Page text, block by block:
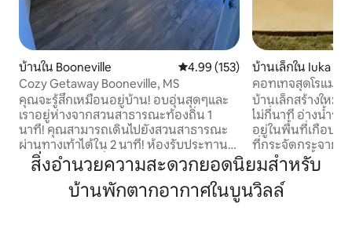
บ้านใน Booneville คะแนนเฉลี่ย 4.99 จาก 5, 153 รีวิว
4.99 (153)
Cozy Getaway Booneville, MS
คุณจะรู้สึกเหมือนอยู่บ้าน! อบอุ่นสุดๆและ
เราอยู่ห่างจากสวนสาธารณะท้องถิ่น 1
นาที! คุณสามารถเดินไปยังสวนสาธารณะ
ผ่านทางเท้าได้ใน 2 นาที! ห้องรับประทาน
อาหารและห้องนั่งเล่นขนาดใหญ่สำหรับ
เวลาของครอบครัวมากมาย! ห้องครัวกว้าง
ขวางที่ได้รับการปรับปรุงใหม่สำหรับมื้อ
อาหารของครอบครัวเหล่านั้น! ระเบียงด้าน
บ้านเล็กใน Iuka
คอทเทจสุดโรแมน
วิค * อิวกา
บ้านเล็กสร้างใหม่
ไม่กี่นาที อ่างน้ำร้อ
อยู่ในพื้นที่เกือบสอ
ที่กระจัดกระจายเ
ของสวรรค์นี้ในคว
จะเป็นสถานที่ที่ดี
สุดโรแมนติก ตั้งอยู่
สิ่งอำนวยความสะดวกยอดนิยมสำหรับ
บ้านพักตากอากาศในบูนวิลล์